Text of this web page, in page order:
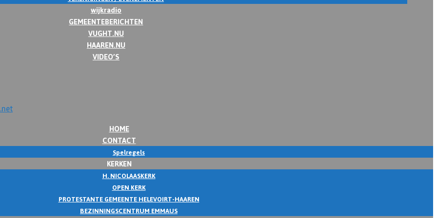
wijkradio
GEMEENTEBERICHTEN
VUGHT.NU
HAAREN.NU
VIDEO’S
HOME
CONTACT
Spelregels
KERKEN
H. NICOLAASKERK
OPEN KERK
PROTESTANTE GEMEENTE HELEVOIRT-HAAREN
BEZINNINGSCENTRUM EMMAUS